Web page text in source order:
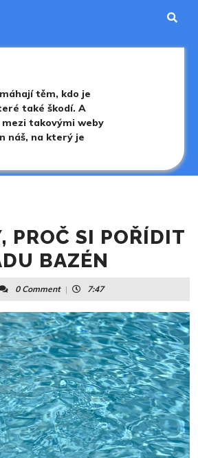
těm, kdo je
také škodí. A
takovými weby
náš, na který je
PROČ SI POŘÍDIT
BAZÉN
0 Comment | 7:47